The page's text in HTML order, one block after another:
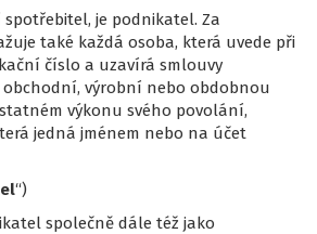
je podnikatel. Za
také každá osoba, která uvede při
číslo a uzavírá smlouvy
výrobní nebo obdobnou
výkonu svého povolání,
jedná jménem nebo na účet
“)
společně dále též jako